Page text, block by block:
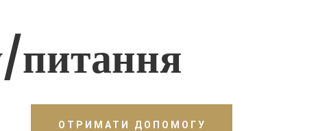
питання
ОТРИМАТИ ДОПОМОГУ